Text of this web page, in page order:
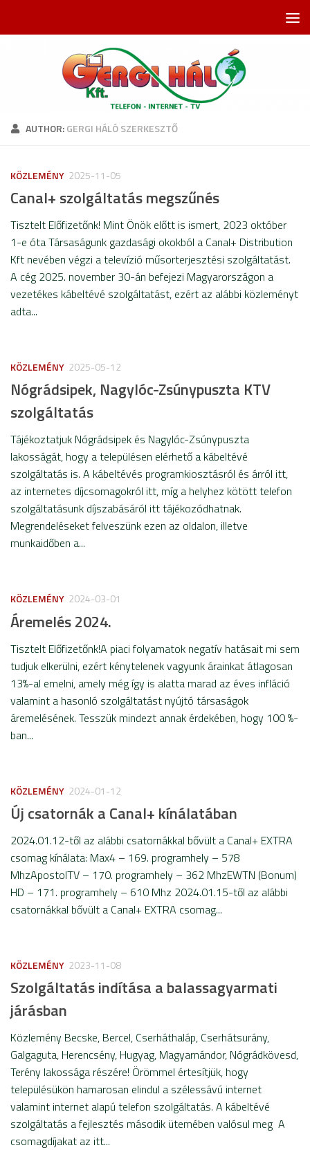
AUTHOR:GERGI HÁLÓ SZERKESZTŐ
KÖZLEMÉNY 2025-11-05
Canal+ szolgáltatás megszűnés
Tisztelt Előfizetőnk! Mint Önök előtt is ismert, 2023 október
1-e óta Társaságunk gazdasági okokból a Canal+ Distribution
Kft nevében végzi a televízió műsorterjesztési szolgáltatást.
A cég 2025. november 30-án befejezi Magyarországon a
vezetékes kábeltévé szolgáltatást, ezért az alábbi közleményt
adta...
KÖZLEMÉNY 2025-05-12
Nógrádsipek, Nagylóc-Zsúnypuszta KTV
szolgáltatás
Tájékoztatjuk Nógrádsipek és Nagylóc-Zsúnypuszta
lakosságát, hogy a településen elérhető a kábeltévé
szolgáltatás is. A kábeltévés programkiosztásról és árról itt,
az internetes díjcsomagokról itt, míg a helyhez kötött telefon
szolgáltatásunk díjszabásáról itt tájékozódhatnak.
Megrendeléseket felveszünk ezen az oldalon, illetve
munkaidőben a...
KÖZLEMÉNY 2024-03-01
Áremelés 2024.
Tisztelt Előfizetőnk!A piaci folyamatok negatív hatásait mi sem
tudjuk elkerülni, ezért kénytelenek vagyunk árainkat átlagosan
13%-al emelni, amely még így is alatta marad az éves infláció
valamint a hasonló szolgáltatást nyújtó társaságok
áremelésének. Tesszük mindezt annak érdekében, hogy 100 %-
ban...
KÖZLEMÉNY 2024-01-12
Új csatornák a Canal+ kínálatában
2024.01.12-től az alábbi csatornákkal bővült a Canal+ EXTRA
csomag kínálata: Max4 – 169. programhely – 578
MhzApostolTV – 170. programhely – 362 MhzEWTN (Bonum)
HD – 171. programhely – 610 Mhz 2024.01.15-től az alábbi
csatornákkal bővült a Canal+ EXTRA csomag...
KÖZLEMÉNY 2023-11-08
Szolgáltatás indítása a balassagyarmati
járásban
Közlemény Becske, Bercel, Cserháthaláp, Cserhátsurány,
Galgaguta, Herencsény, Hugyag, Magyarnándor, Nógrádkövesd,
Terény lakossága részére! Örömmel értesítjük, hogy
településükön hamarosan elindul a szélessávú internet
valamint internet alapú telefon szolgáltatás. A kábeltévé
szolgáltatás a fejlesztés második ütemében valósul meg A
csomagdíjakat az itt...